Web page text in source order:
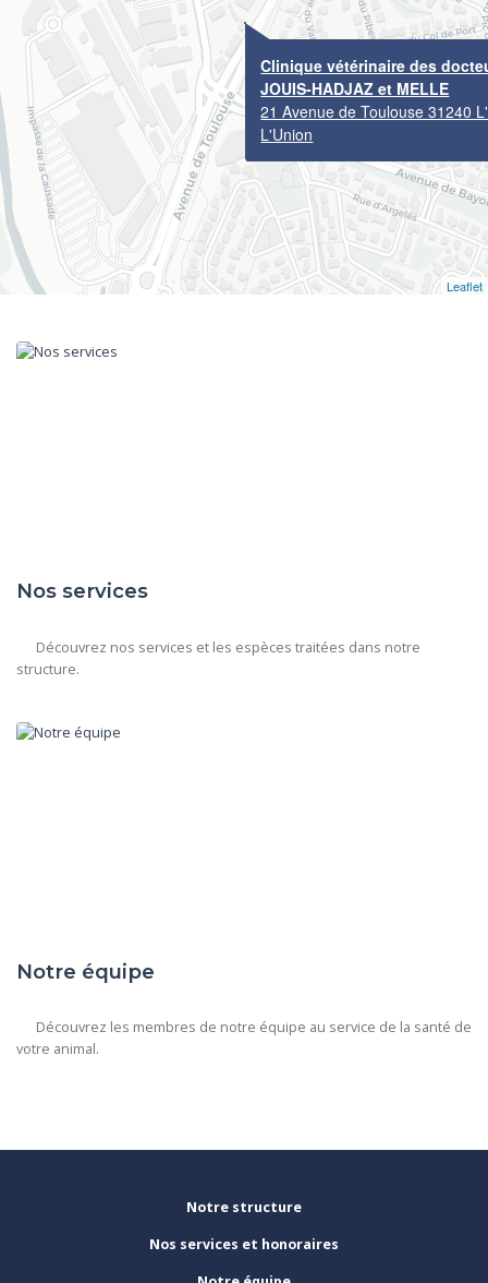
Clinique vétérinaire des
JOUIS-HADJAZ et MELLE
21 Avenue de Toulouse 31240
L'Union
Leaflet
Nos services
structure.
Notre équipe
votre animal.
Notre structure
Nos services et honoraires